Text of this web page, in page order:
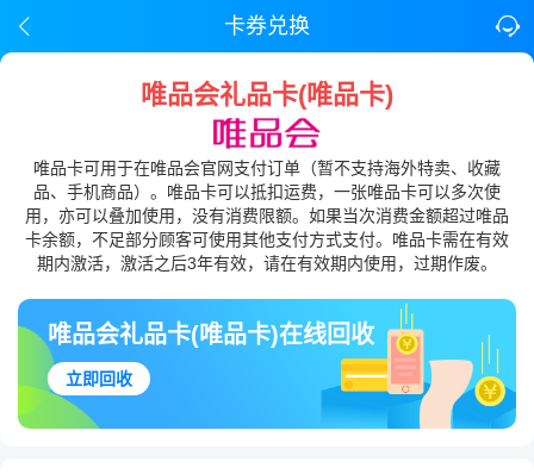
卡券兑换
唯品会礼品卡(唯品卡)
唯品卡可用于在唯品会官网支付订单（暂不支持海外特卖、收藏
品、手机商品）。唯品卡可以抵扣运费，一张唯品卡可以多次使
用，亦可以叠加使用，没有消费限额。如果当次消费金额超过唯品
卡余额，不足部分顾客可使用其他支付方式支付。唯品卡需在有效
期内激活，激活之后3年有效，请在有效期内使用，过期作废。
唯品会礼品卡(唯品卡)在线回收
立即回收